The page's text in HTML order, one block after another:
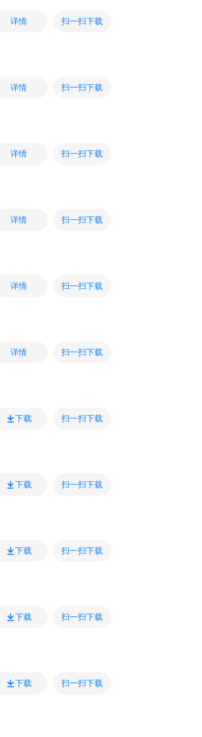
详情 扫一扫下载
详情 扫一扫下载
详情 扫一扫下载
详情 扫一扫下载
详情 扫一扫下载
详情 扫一扫下载
下载 扫一扫下载
下载 扫一扫下载
下载 扫一扫下载
下载 扫一扫下载
下载 扫一扫下载